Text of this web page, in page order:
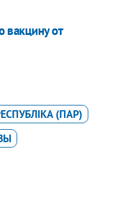
от
(ПАР)